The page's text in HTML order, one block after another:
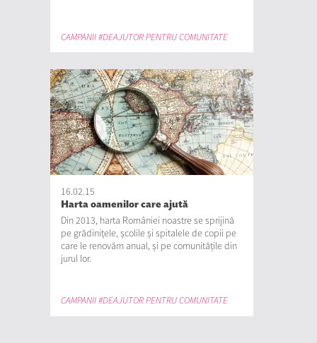
CAMPANII #DEAJUTOR PENTRU COMUNITATE
16.02.15
Harta oamenilor care ajută
Din 2013, harta României noastre se sprijină
pe grădinițele, școlile și spitalele de copii pe
care le renovăm anual, și pe comunitățile din
jurul lor.
CAMPANII #DEAJUTOR PENTRU COMUNITATE